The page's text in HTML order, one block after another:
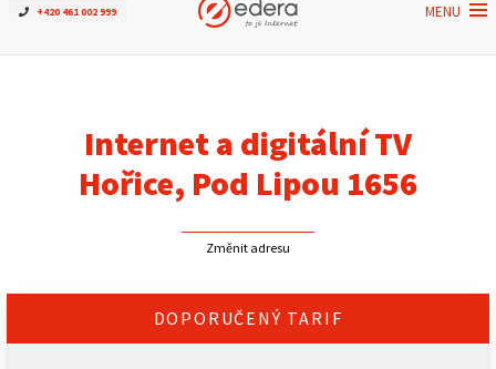
+420 461 002 999 MENU
Pro firmy
Internet a digitální TV
Hořice, Pod Lipou 1656
Změnit adresu
DOPORUČENÝ TARIF